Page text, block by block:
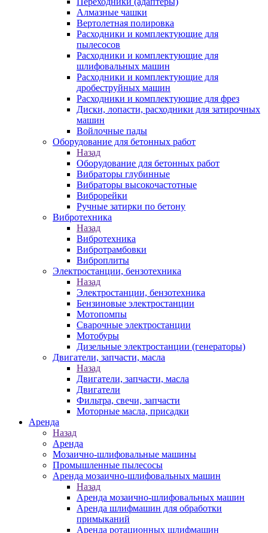
Алмазные чашки
Вертолетная полировка
Расходники и комплектующие для
пылесосов
Расходники и комплектующие для
шлифовальных машин
Расходники и комплектующие для
дробеструйных машин
Расходники и комплектующие для фрез
Диски, лопасти, расходники для затирочных
машин
Войлочные пады
Оборудование для бетонных работ
Назад
Оборудование для бетонных работ
Вибраторы глубинные
Вибраторы высокочастотные
Виброрейки
Ручные затирки по бетону
Вибротехника
Назад
Вибротехника
Вибротрамбовки
Виброплиты
Электростанции, бензотехника
Назад
Электростанции, бензотехника
Бензиновые электростанции
Мотопомпы
Сварочные электростанции
Мотобуры
Дизельные электростанции (генераторы)
Двигатели, запчасти, масла
Назад
Двигатели, запчасти, масла
Двигатели
Фильтра, свечи, запчасти
Моторные масла, присадки
Аренда
Назад
Аренда
Мозаично-шлифовальные машины
Промышленные пылесосы
Аренда мозаично-шлифовальных машин
Назад
Аренда мозаично-шлифовальных машин
Аренда шлифмашин для обработки
примыканий
Аренда ротационных шлифмашин